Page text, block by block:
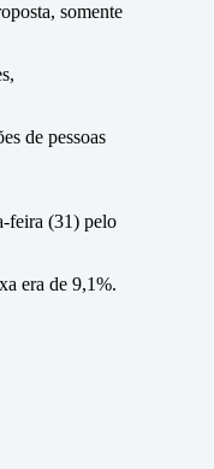
somente
de pessoas
feira (31) pelo
era de 9,1%.